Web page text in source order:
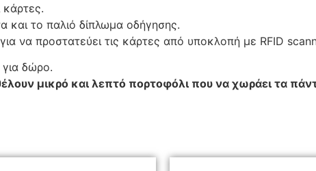
κάρτες.
και το παλιό δίπλωμα οδήγησης.
να προστατεύει τις κάρτες από υποκλοπή με RFID
για δώρο.
μικρό και λεπτό πορτοφόλι που να χωράει τα